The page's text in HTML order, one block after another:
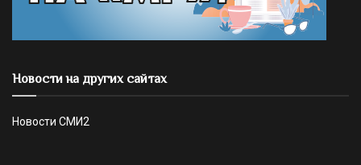
Новости на других сайтах
Новости СМИ2